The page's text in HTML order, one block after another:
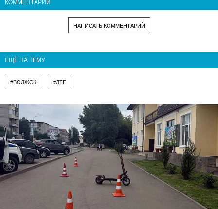
КОММЕНТАРИИ
НАПИСАТЬ КОММЕНТАРИЙ
ЕЩЁ НА ТЕМУ
#ВОЛЖСК #ДТП